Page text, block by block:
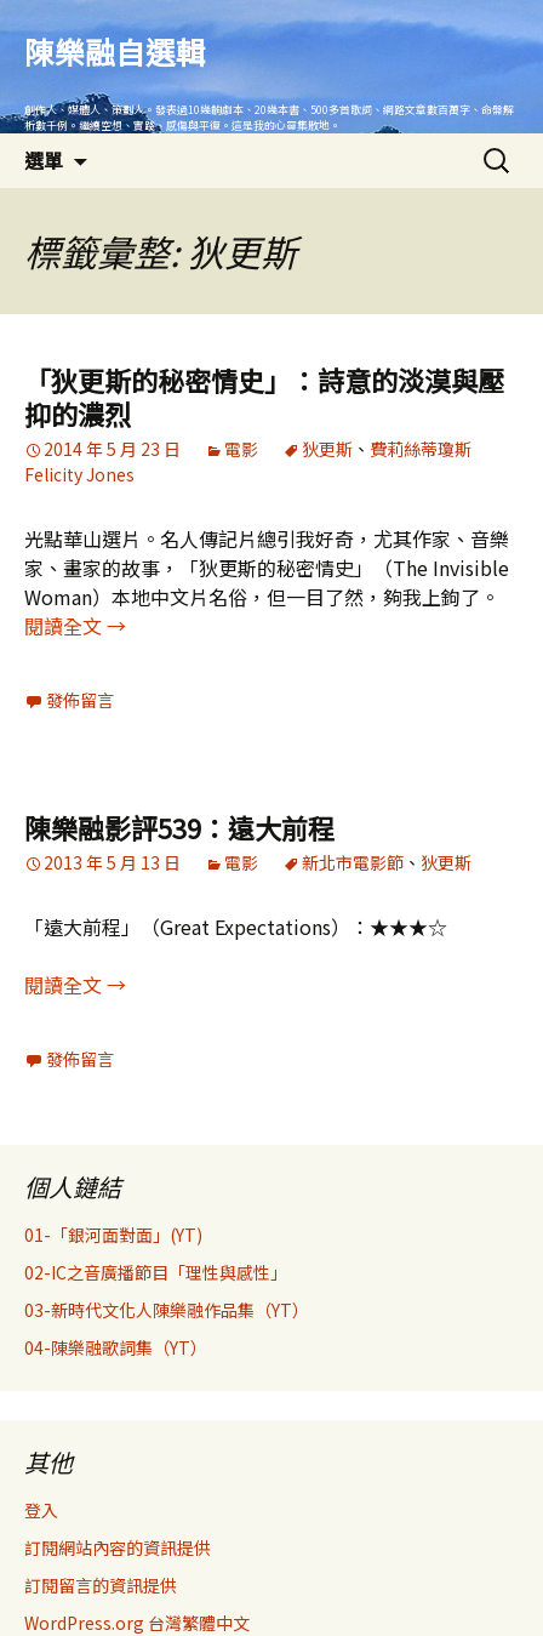
內
陳樂融自選輯
創作人、媒體人、策劃人。發表過10幾齣劇本、20幾本書、500多首歌詞、網路文章數百萬字、命盤解
析數千例。繼續空想、實踐、感傷與平復。這是我的心靈集散地。
選單
搜
尋
標籤彙整: 狄更斯
「狄更斯的秘密情史」：詩意的淡漠與壓
抑的濃烈
2014 年 5 月 23 日 電影 狄更斯 、 費莉絲蒂瓊斯
Felicity Jones
光點華山選片。名人傳記片總引我好奇，尤其作家、音樂
家、畫家的故事，「狄更斯的秘密情史」（The Invisible
Woman）本地中文片名俗，但一目了然，夠我上鉤了。
閱讀全文「狄更斯的秘密情史」：詩意的淡漠與壓抑的濃烈
→
發佈留言
陳樂融影評539：遠大前程
2013 年 5 月 13 日 電影 新北市電影節 、 狄更斯
「遠大前程」（Great Expectations）：★★★☆
閱讀全文陳樂融影評539：遠大前程
→
發佈留言
個人鏈結
01-「銀河面對面」(YT)
02-IC之音廣播節目「理性與感性」
03-新時代文化人陳樂融作品集（YT）
04-陳樂融歌詞集（YT）
其他
登入
訂閱網站內容的資訊提供
訂閱留言的資訊提供
WordPress.org 台灣繁體中文